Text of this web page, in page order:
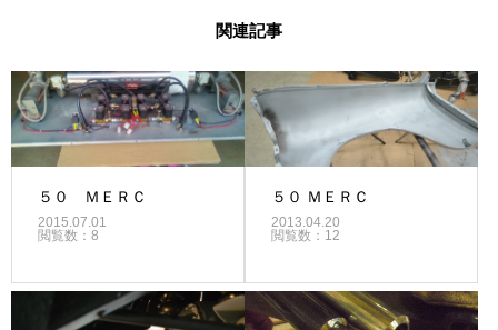
関連記事
５０ ＭＥＲＣ
2015.07.01
閲覧数：8
５０ ＭＥＲＣ
2013.04.20
閲覧数：12